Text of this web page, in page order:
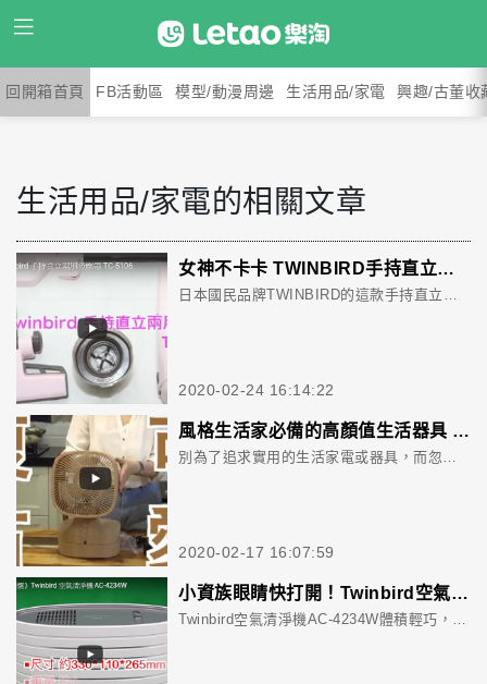
回開箱首頁 FB活動區 模型/動漫周邊 生活用品/家電 興趣/古董收
生活用品/家電的相關文章
女神不卡卡 TWINBIRD手持直立兩用吸塵器 加二輪移動更順暢 老婆美美做家事
2020-02-24 16:14:22
風格生活家必備的高顏值生活器具 Modern Deco循環扇、電子鐘、精油擴香機
2020-02-17 16:07:59
小資族眼睛快打開！Twinbird空氣清淨機CP值高 空氣粉塵異味輕鬆被K.O.
Twinbird空氣清淨機AC-4234W體積輕巧，只有1.9公斤，但卻能快速去除空氣中粉塵和異味，而且價格非常實在，只要1,000元出頭，非常適合小家庭、或是自己租屋的小資族入手。